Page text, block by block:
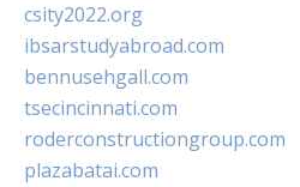
csity2022.org
ibsarstudyabroad.com
bennusehgall.com
tsecincinnati.com
roderconstructiongroup.com
plazabatai.com